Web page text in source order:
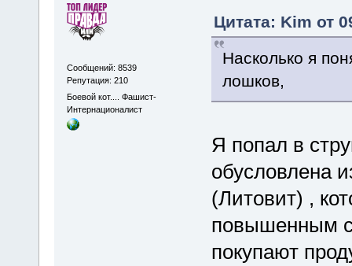
Сообщений: 8539
Репутация: 210
Боевой кот.... Фашист-
Интернационалист
Цитата: Kim от
Насколько я
лошков,
Я попал в
обусловлена
(Литовит) ,
повышенным
покупают